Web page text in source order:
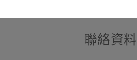
聯絡資料